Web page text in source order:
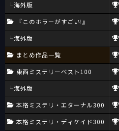
海外版
『このホラーがすごい!』
海外版
まとめ作品一覧
東西ミステリーベスト100
海外版
本格ミステリ・エターナル300
本格ミステリ・ディケイド300